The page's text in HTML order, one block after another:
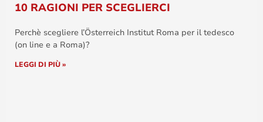
10 RAGIONI PER SCEGLIERCI
Perchè scegliere l’Österreich Institut Roma per il tedesco
(on line e a Roma)?
LEGGI DI PIÙ »